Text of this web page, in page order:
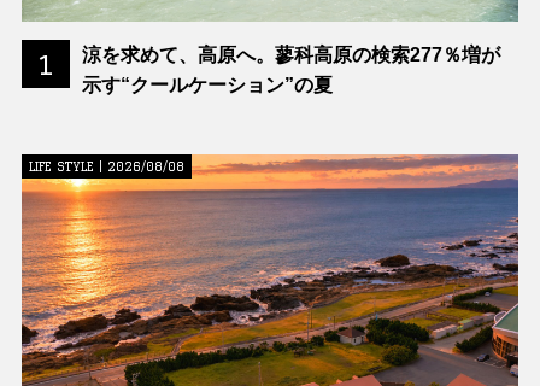
1
涼を求めて、高原へ。蓼科高原の検索277％増が
示す“クールケーション”の夏
LIFE STYLE | 2026/08/08